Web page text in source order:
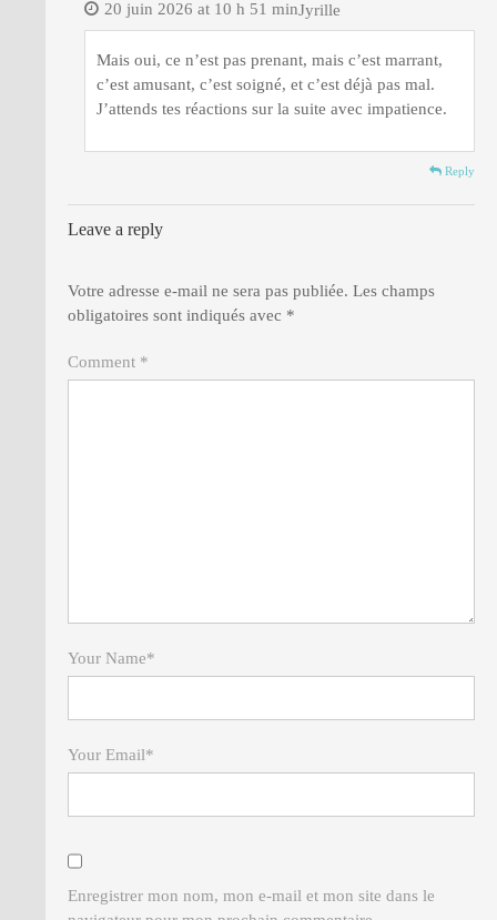
Jyrille
20 juin 2026 at 10 h 51 min
Mais oui, ce n’est pas prenant, mais c’est marrant,
c’est amusant, c’est soigné, et c’est déjà pas mal.
J’attends tes réactions sur la suite avec impatience.
Reply
Leave a reply
Votre adresse e-mail ne sera pas publiée. Les champs
obligatoires sont indiqués avec *
Comment *
Your Name*
Your Email*
Enregistrer mon nom, mon e-mail et mon site dans le